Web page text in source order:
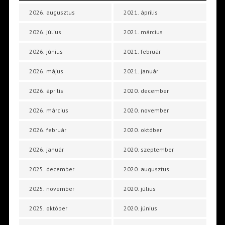
2026. augusztus
2026. július
2026. június
2026. május
2026. április
2026. március
2026. február
2026. január
2025. december
2025. november
2025. október
2021. április
2021. március
2021. február
2021. január
2020. december
2020. november
2020. október
2020. szeptember
2020. augusztus
2020. július
2020. június